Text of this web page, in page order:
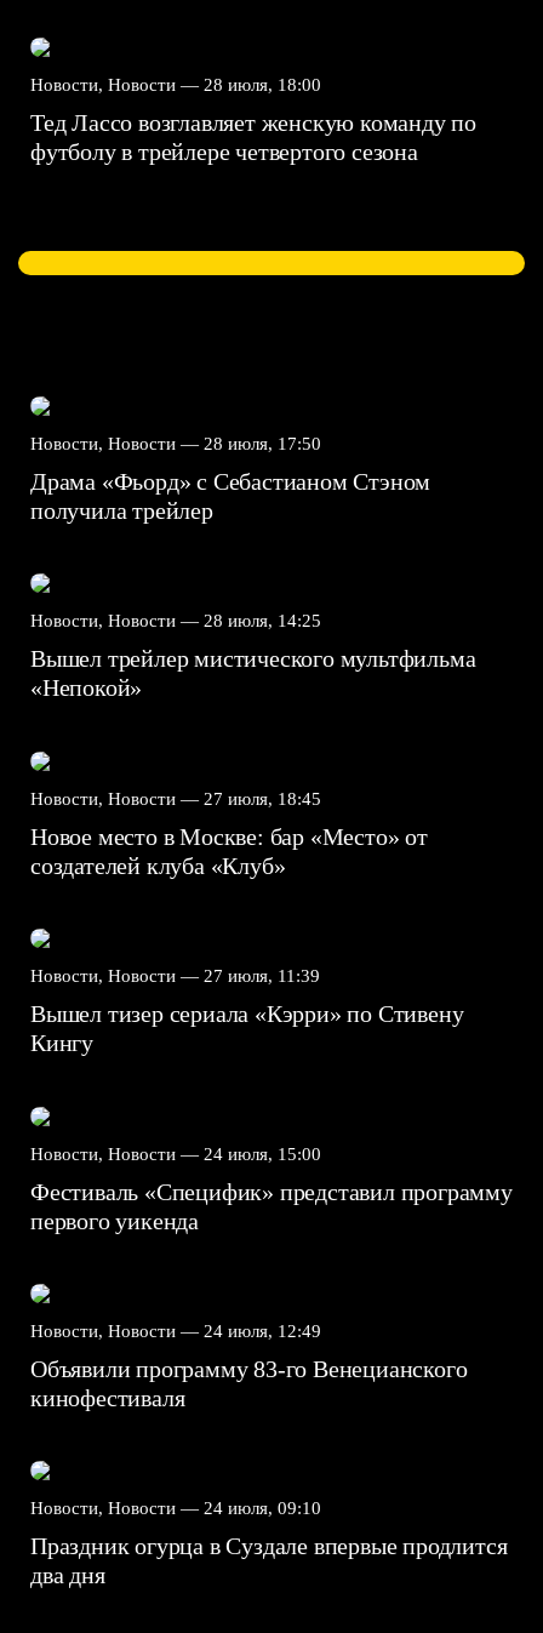
Новости, Новости — 28 июля, 18:00
Тед Лассо возглавляет женскую команду по
футболу в трейлере четвертого сезона
Новости, Новости — 28 июля, 17:50
Драма «Фьорд» с Себастианом Стэном
получила трейлер
Новости, Новости — 28 июля, 14:25
Вышел трейлер мистического мультфильма
«Непокой»
Новости, Новости — 27 июля, 18:45
Новое место в Москве: бар «Место» от
создателей клуба «Клуб»
Новости, Новости — 27 июля, 11:39
Вышел тизер сериала «Кэрри» по Стивену
Кингу
Новости, Новости — 24 июля, 15:00
Фестиваль «Специфик» представил программу
первого уикенда
Новости, Новости — 24 июля, 12:49
Объявили программу 83-го Венецианского
кинофестиваля
Новости, Новости — 24 июля, 09:10
Праздник огурца в Суздале впервые продлится
два дня